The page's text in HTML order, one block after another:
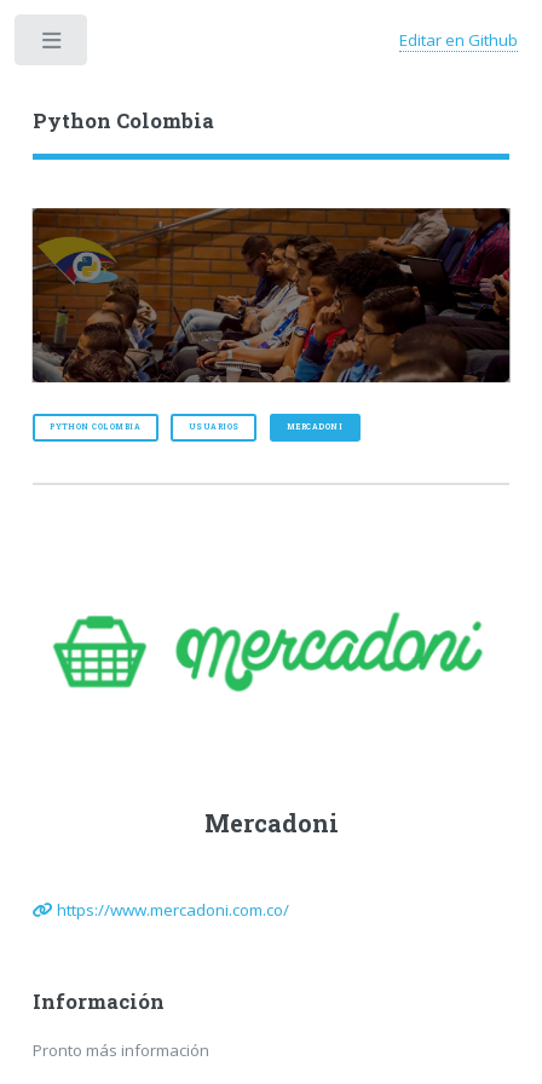
Python Colombia
Editar en Github
PYTHON COLOMBIA USUARIOS MERCADONI
Mercadoni
https://www.mercadoni.com.co/
Información
Pronto más información